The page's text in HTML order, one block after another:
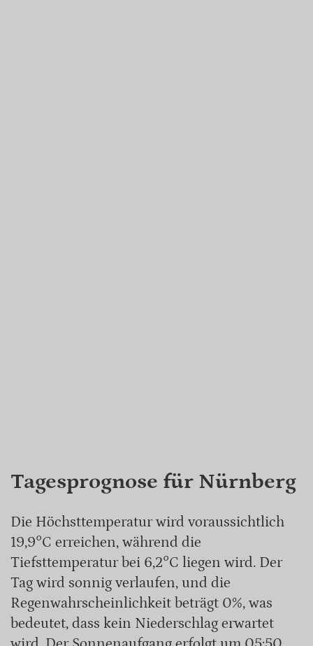
Tagesprognose für Nürnberg
Die Höchsttemperatur wird voraussichtlich
19,9°C erreichen, während die
Tiefsttemperatur bei 6,2°C liegen wird. Der
Tag wird sonnig verlaufen, und die
Regenwahrscheinlichkeit beträgt 0%, was
bedeutet, dass kein Niederschlag erwartet